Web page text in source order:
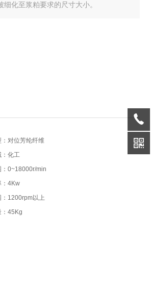
化至浆粕要求的尺寸大小。
对位芳纶纤维
：化工
：0~18000r/min
：4Kw
：1200rpm以上
：45Kg